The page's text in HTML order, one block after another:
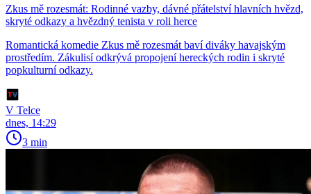
Zkus mě rozesmát: Rodinné vazby, dávné přátelství hlavních hvězd,
skryté odkazy a hvězdný tenista v roli herce
Romantická komedie Zkus mě rozesmát baví diváky havajským
prostředím. Zákulisí odkrývá propojení hereckých rodin i skryté
popkulturní odkazy.
V Telce
dnes, 14:29
3 min